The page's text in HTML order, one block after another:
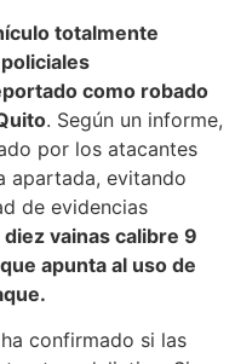
totalmente
como robado
. Según un informe,
por los atacantes
apartada, evitando
de evidencias
diez vainas calibre 9
apunta al uso de
confirmado si las